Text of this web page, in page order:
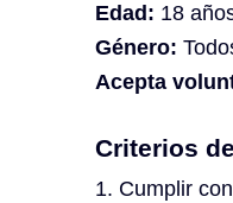
Edad: 18
Género:
Acepta
Criterios
1. Cumplir